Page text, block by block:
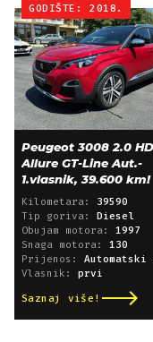
GODIŠTE: 2018.
Peugeot 3008 2.0
Allure GT-Line Aut.-
1.vlasnik, 39.600 km!
Kilometara: 39590
Tip goriva:
Diesel
Obujam motora: 1997
Snaga motora: 130
Prijenos: Automatski
Vlasnik: prvi
Saznaj više!